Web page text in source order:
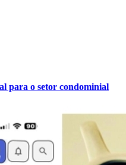
para o setor condominial